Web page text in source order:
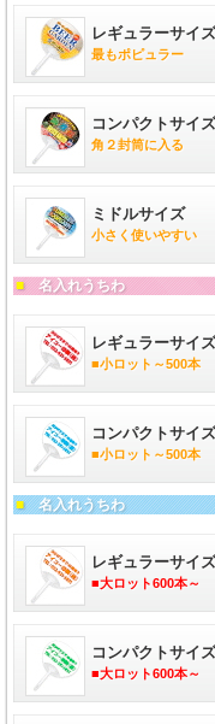
レギュラーサイズ
最もポピュラー
コンパクトサイズ
角２封筒に入る
ミドルサイズ
小さく使いやすい
■名入れうちわ
レギュラーサイズ
■小ロット～500本
コンパクトサイズ
■小ロット～500本
■名入れうちわ
レギュラーサイズ
■大ロット600本～
コンパクトサイズ
■大ロット600本～